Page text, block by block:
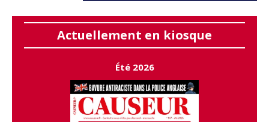
Actuellement en kiosque
Été 2026